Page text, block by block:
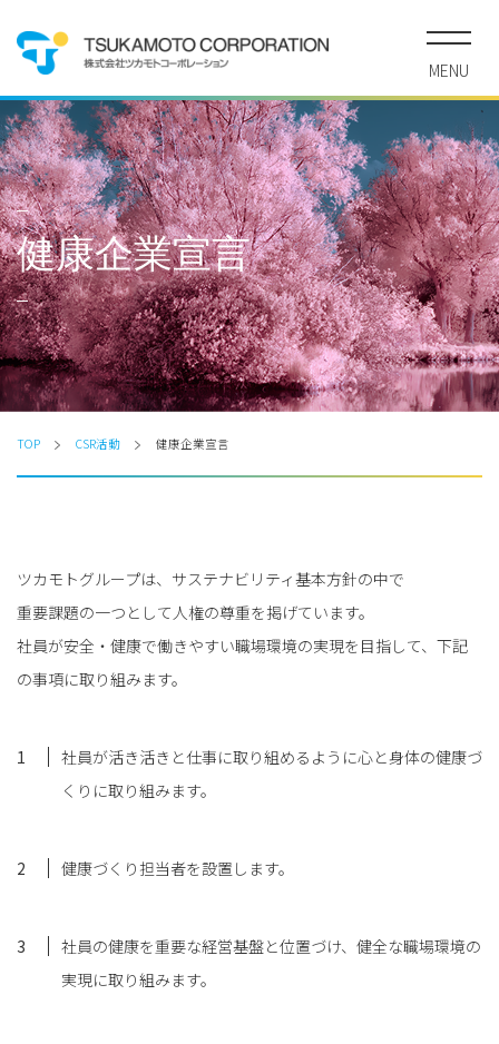
MENU
健康企業宣言
TOP CSR活動 健康企業宣言
ツカモトグループは、サステナビリティ基本方針の中で
重要課題の一つとして人権の尊重を掲げています。
社員が安全・健康で働きやすい職場環境の実現を目指して、下記
の事項に取り組みます。
社員が活き活きと仕事に取り組めるように心と身体の健康づ
くりに取り組みます。
健康づくり担当者を設置します。
社員の健康を重要な経営基盤と位置づけ、健全な職場環境の
実現に取り組みます。